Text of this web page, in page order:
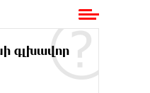
է
մասին
գլխավոր